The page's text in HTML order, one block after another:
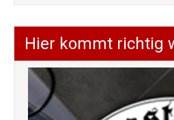
Hier kommt richtig